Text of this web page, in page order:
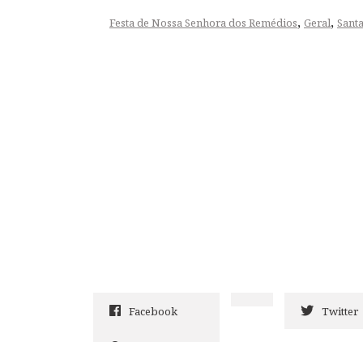
Festa de Nossa Senhora dos Remédios, Geral,
Facebook Twitter